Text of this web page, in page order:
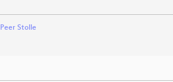
Peer Stolle